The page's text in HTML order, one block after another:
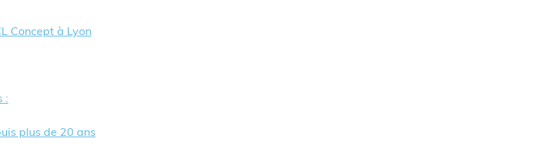
Concept à Lyon
:
plus de 20 ans